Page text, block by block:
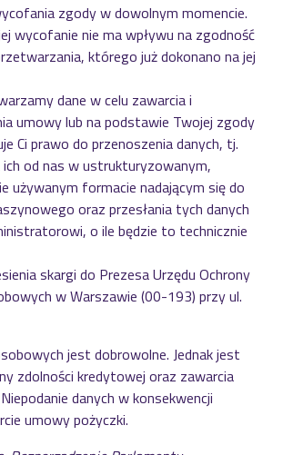
zgody w dowolnym momencie.
wycofanie nie ma wpływu na zgodność
którego już dokonano na jej
dane w celu zawarcia i
umowy lub na podstawie Twojej zgody
Ci prawo do przenoszenia danych, tj.
od nas w ustrukturyzowanym,
używanym formacie nadającym się do
oraz przesłania tych danych
o ile będzie to technicznie
skargi do Prezesa Urzędu Ochrony
w Warszawie (00-193) przy ul.
jest dobrowolne. Jednak jest
zdolności kredytowej oraz zawarcia
danych w konsekwencji
umowy pożyczki.